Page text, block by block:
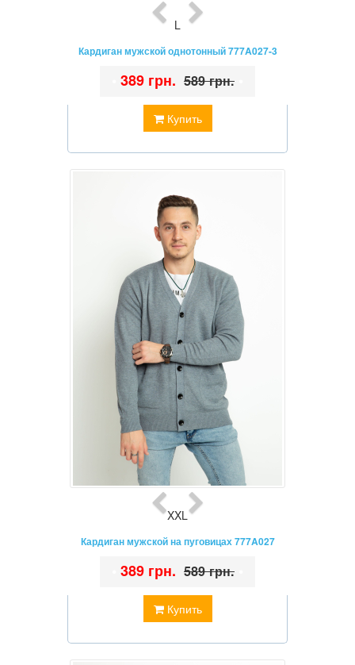
L
Кардиган мужской однотонный 777A027-3
Купить
389 грн. 589 грн.
XXL
Кардиган мужской на пуговицах 777A027
Купить
389 грн. 589 грн.